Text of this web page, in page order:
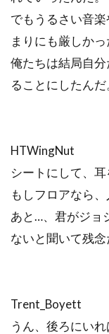
でもうるさい音
まりにも厳しかっ
俺たちは結局自
ることにしたんだ
HTWingNut
シートにして、耳
もしフロアなら
あと…、君がジョ
ないと聞いて残念
Trent_Boyett
うん、後ろにいれ